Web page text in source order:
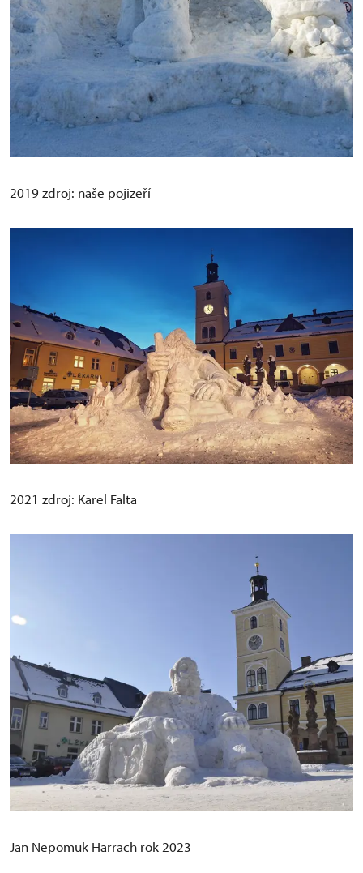
2019 zdroj: naše pojizeří
2021 zdroj: Karel Falta
Jan Nepomuk Harrach rok 2023